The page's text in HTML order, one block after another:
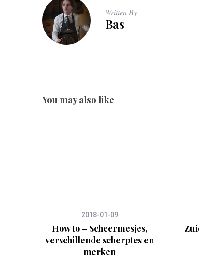
Written By
Bas
You may also like
2018-01-09
How to – Scheermesjes,
verschillende scherptes en
merken